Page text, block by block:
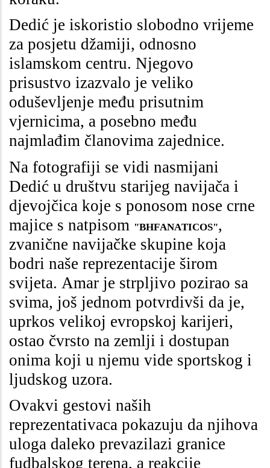
Dedić je iskoristio slobodno vrijeme
za posjetu džamiji, odnosno
islamskom centru. Njegovo
prisustvo izazvalo je veliko
oduševljenje među prisutnim
vjernicima, a posebno među
najmlađim članovima zajednice.
Na fotografiji se vidi nasmijani
Dedić u društvu starijeg navijača i
djevojčica koje s ponosom nose crne
majice s natpisom "BHFANATICOS",
zvanične navijačke skupine koja
bodri naše reprezentacije širom
svijeta. Amar je strpljivo pozirao sa
svima, još jednom potvrdivši da je,
uprkos velikoj evropskoj karijeri,
ostao čvrsto na zemlji i dostupan
onima koji u njemu vide sportskog i
ljudskog uzora.
Ovakvi gestovi naših
reprezentativaca pokazuju da njihova
uloga daleko prevazilazi granice
fudbalskog terena, a reakcije